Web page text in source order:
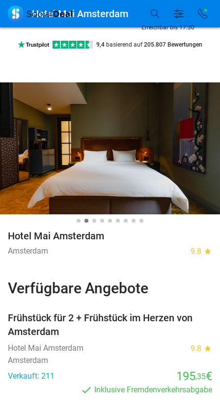
10+ Millionen Mitglieder
9,4 basierend auf205.807 Bewertungen
10+ Millionen Mitglieder
Erreichbar bis 17:30
 Hotel Mai Amsterdam
Hotel Mai Amsterdam
Amsterdam 9.8 star
Verfügbare Angebote
Frühstück für 2 + Frühstück im Herzen von
Amsterdam
Hotel Mai Amsterdam 9.8 star
Amsterdam
Verkauft: 211
195,35€
Inklusive Fremdenverkehrsabgabe